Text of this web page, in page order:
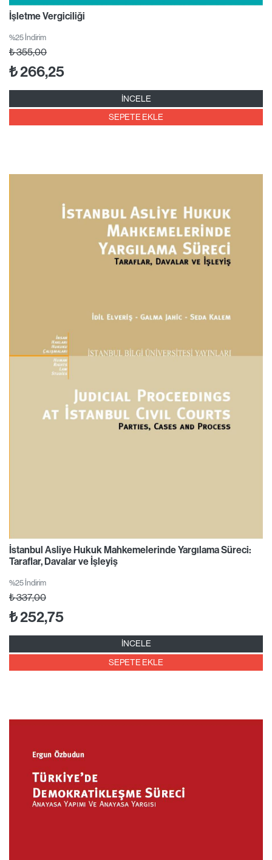
İşletme Vergiciliği
%25 İndirim
₺355,00
₺266,25
İNCELE
SEPETE EKLE
İstanbul Asliye Hukuk Mahkemelerinde Yargılama Süreci:
Taraflar, Davalar ve İşleyiş
%25 İndirim
₺337,00
₺252,75
İNCELE
SEPETE EKLE